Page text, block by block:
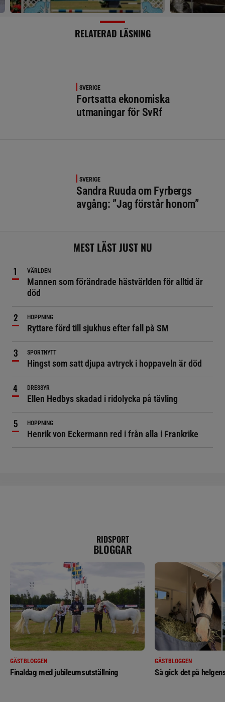
RELATERAD LÄSNING
SVERIGE
Fortsatta ekonomiska
utmaningar för SvRf
SVERIGE
Sandra Ruuda om Fyrbergs
avgång: ”Jag förstår honom”
MEST LÄST JUST NU
VÄRLDEN
Mannen som förändrade hästvärlden för alltid är
död
HOPPNING
Ryttare förd till sjukhus efter fall på SM
SPORTNYTT
Hingst som satt djupa avtryck i hoppaveln är död
DRESSYR
Ellen Hedbys skadad i ridolycka på tävling
HOPPNING
Henrik von Eckermann red i från alla i Frankrike
RIDSPORT
BLOGGAR
GÄSTBLOGGEN
Finaldag med jubileumsutställning
GÄSTBLOGGEN
Så gick det på